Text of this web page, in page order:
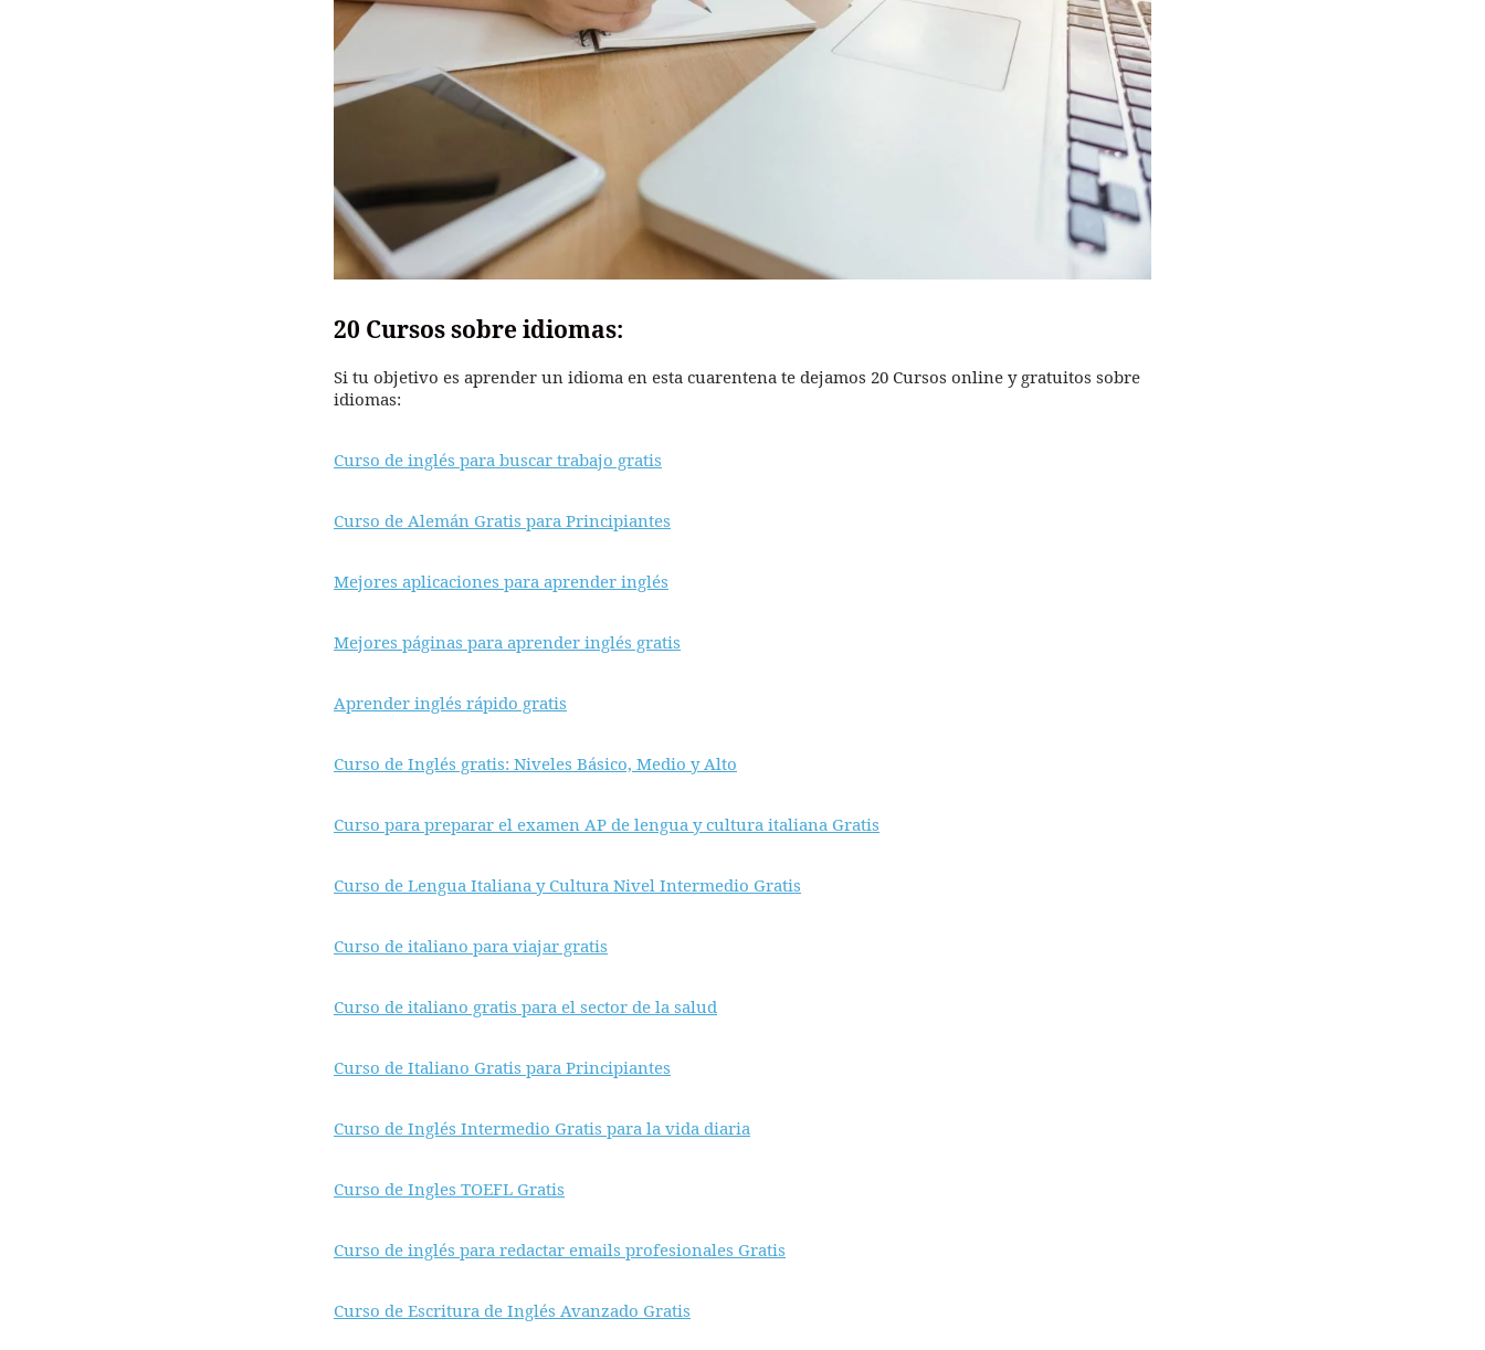
20 Cursos sobre idiomas:
Si tu objetivo es aprender un idioma en esta cuarentena te dejamos 20 Cursos online y gratuitos sobre
idiomas:
Curso de inglés para buscar trabajo gratis
Curso de Alemán Gratis para Principiantes
Mejores aplicaciones para aprender inglés
Mejores páginas para aprender inglés gratis
Aprender inglés rápido gratis
Curso de Inglés gratis: Niveles Básico, Medio y Alto
Curso para preparar el examen AP de lengua y cultura italiana Gratis
Curso de Lengua Italiana y Cultura Nivel Intermedio Gratis
Curso de italiano para viajar gratis
Curso de italiano gratis para el sector de la salud
Curso de Italiano Gratis para Principiantes
Curso de Inglés Intermedio Gratis para la vida diaria
Curso de Ingles TOEFL Gratis
Curso de inglés para redactar emails profesionales Gratis
Curso de Escritura de Inglés Avanzado Gratis